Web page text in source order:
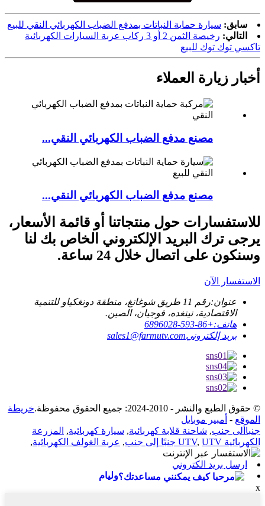
سابق: سيارة حماية النباتات بمدفع الضباب الكهربائي النقي للبيع
التالي:
رخيصة الثمن 2 أو 3 ركاب عربة السيارات الكهربائية
تاكسي توك توك للبيع
أخبار زيارة العملاء
مصنع مدفع الضباب الكهربائي النقي...
مصنع مدفع الضباب الكهربائي النقي...
للاستفسارات حول منتجاتنا أو قائمة الأسعار،
يرجى ترك البريد الإلكتروني الخاص بك لنا
وسنكون على اتصال خلال 24 ساعة.
الاستفسار الآن
عنوان:
رقم 11 طريق شوغانغ، منطقة دونغكياو للتنمية
الاقتصادية، نينغده، فوجيان، الصين.
هاتف:+86-593-6896028
بريد إلكترونيsales1@farmutv.com
© حقوق الطبع والنشر - 2010-2024: جميع الحقوق محفوظة.
خريطة
الموقع - أمبير موبايل
جنباألى جنب, شاحنة قلابة كهربائية, سيارة كهربائية, المزرعة
الكهربائية UTV
, UTV جنبًا إلى جنب , عربة الغولف الكهربائية,
ارسل بريد الكتروني
وليام
x